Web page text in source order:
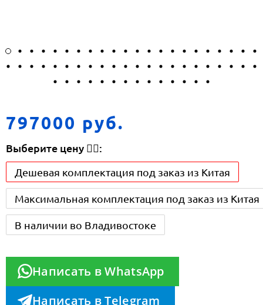
797000 руб.
Выберите цену 👇🏻:
Дешевая комплектация под заказ из Китая
Максимальная комплектация под заказ из Китая
В наличии во Владивостоке
Написать в WhatsApp
Написать в Telegram